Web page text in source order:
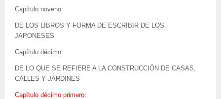
Capítulo noveno:
DE LOS LIBROS Y FORMA DE ESCRIBIR DE LOS
JAPONESES
Capítulo décimo:
DE LO QUE SE REFIERE A LA CONSTRUCCIÓN DE CASAS,
CALLES Y JARDINES
Capítulo décimo primero: